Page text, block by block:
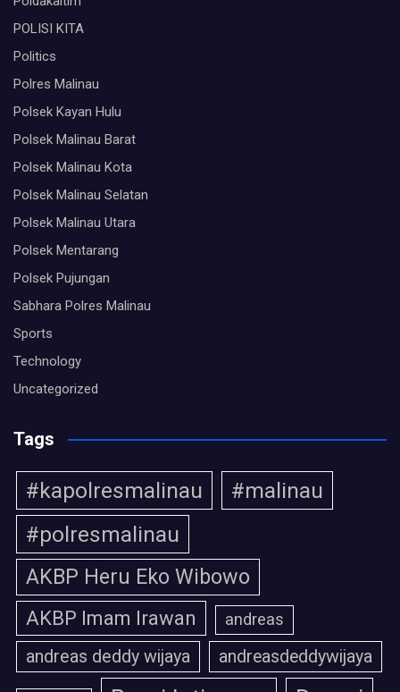
POLISI KITA
Politics
Polres Malinau
Polsek Kayan Hulu
Polsek Malinau Barat
Polsek Malinau Kota
Polsek Malinau Selatan
Polsek Malinau Utara
Polsek Mentarang
Polsek Pujungan
Sabhara Polres Malinau
Sports
Technology
Uncategorized
Tags
#kapolresmalinau
#malinau
#polresmalinau
AKBP Heru Eko Wibowo
AKBP Imam Irawan andreas
andreas deddy wijaya andreasdeddywijaya